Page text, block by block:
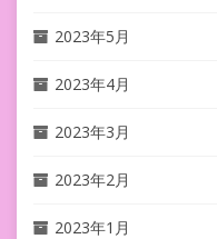
2023年5月
2023年4月
2023年3月
2023年2月
2023年1月